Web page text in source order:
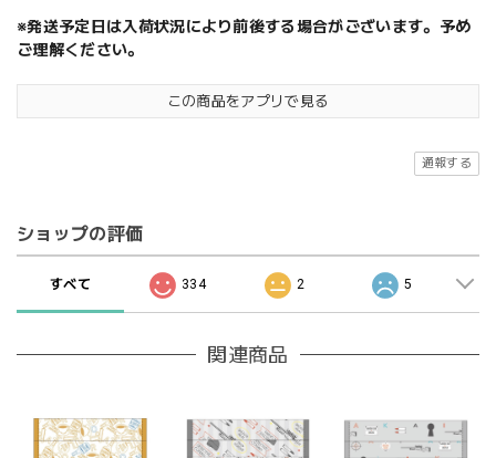
※発送予定日は入荷状況により前後する場合がございます。予め
ご理解ください。
この商品をアプリで見る
通報する
ショップの評価
すべて 334 2 5
関連商品